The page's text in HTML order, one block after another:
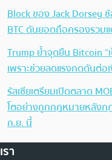
Block ของ Jack Dorsey
BTC ดันยอดถือครองรวมแ
Trump ย้ำจุดยืน Bitcoin
เพราะช่วยลดแรงกดดันต่อ
รัสเซียเตรียมเปิดตลาด
โตอย่างถูกกฎหมายหลังก
ก.ย. นี้
า